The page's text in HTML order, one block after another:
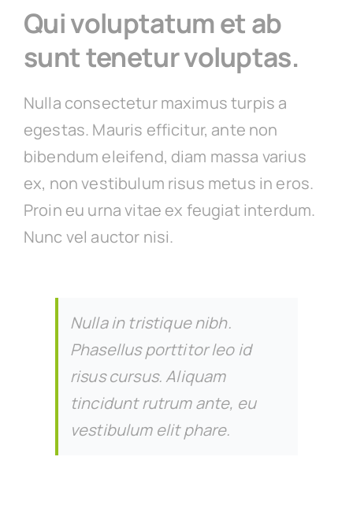
Qui voluptatum et ab
sunt tenetur voluptas.
Nulla consectetur maximus turpis a
egestas. Mauris efficitur, ante non
bibendum eleifend, diam massa varius
ex, non vestibulum risus metus in eros.
Proin eu urna vitae ex feugiat interdum.
Nunc vel auctor nisi.
Nulla in tristique nibh.
Phasellus porttitor leo id
risus cursus. Aliquam
tincidunt rutrum ante, eu
vestibulum elit phare.